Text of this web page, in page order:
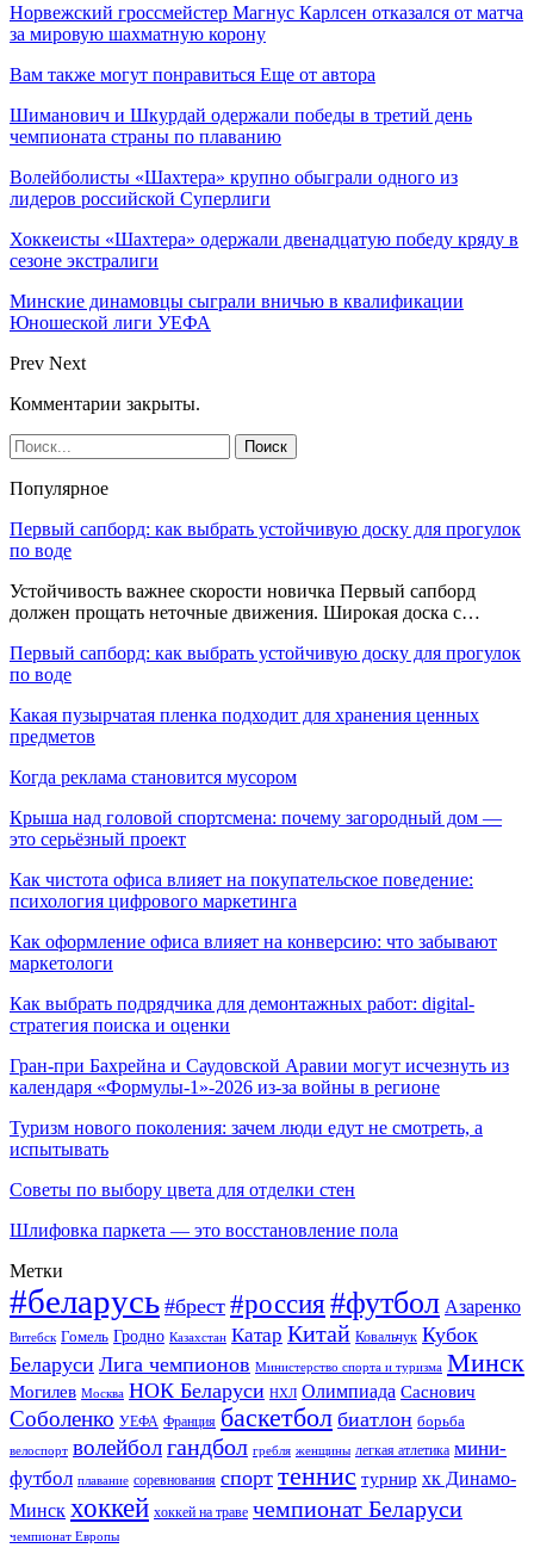
Норвежский гроссмейстер Магнус Карлсен отказался от матча
за мировую шахматную корону
Вам также могут понравиться Еще от автора
Шиманович и Шкурдай одержали победы в третий день
чемпионата страны по плаванию
Волейболисты «Шахтера» крупно обыграли одного из
лидеров российской Суперлиги
Хоккеисты «Шахтера» одержали двенадцатую победу кряду в
сезоне экстралиги
Минские динамовцы сыграли вничью в квалификации
Юношеской лиги УЕФА
Prev Next
Комментарии закрыты.
Популярное
Первый сапборд: как выбрать устойчивую доску для прогулок
по воде
Устойчивость важнее скорости новичка Первый сапборд
должен прощать неточные движения. Широкая доска с…
Первый сапборд: как выбрать устойчивую доску для прогулок
по воде
Какая пузырчатая пленка подходит для хранения ценных
предметов
Когда реклама становится мусором
Крыша над головой спортсмена: почему загородный дом —
это серьёзный проект
Как чистота офиса влияет на покупательское поведение:
психология цифрового маркетинга
Как оформление офиса влияет на конверсию: что забывают
маркетологи
Как выбрать подрядчика для демонтажных работ: digital-
стратегия поиска и оценки
Гран-при Бахрейна и Саудовской Аравии могут исчезнуть из
календаря «Формулы-1»-2026 из-за войны в регионе
Туризм нового поколения: зачем люди едут не смотреть, а
испытывать
Советы по выбору цвета для отделки стен
Шлифовка паркета — это восстановление пола
Метки
#беларусь #брест #россия#футбол Азаренко
Витебск Гомель Гродно Казахстан Катар Китай Ковальчук Кубок
Беларуси Лига чемпионов Министерство спорта и туризма Минск
Могилев Москва НОК Беларуси НХЛ Олимпиада Саснович
Соболенко УЕФА Франция баскетбол биатлон борьба
велоспорт волейболгандбол гребля женщины легкая атлетика мини-
футбол плавание соревнования спорт теннис турнир хк Динамо-
Минск хоккей хоккей на траве чемпионат Беларуси
чемпионат Европы